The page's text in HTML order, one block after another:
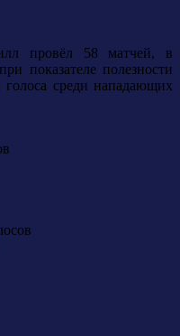
провёл 58 матчей, в
показателе полезности
среди нападающих